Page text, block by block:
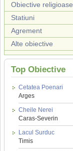
Obiective religioase
Statiuni
Agrement
Alte obiective
Top Obiective
Cetatea Poenari
Arges
Cheile Nerei
Caras-Severin
Lacul Surduc
Timis